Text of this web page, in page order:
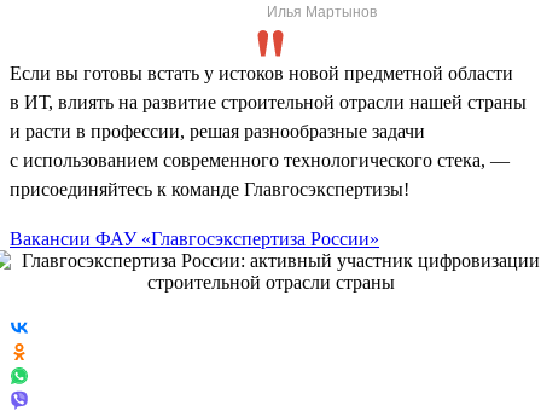
Илья Мартынов
Если вы готовы встать у истоков новой предметной области
в ИТ, влиять на развитие строительной отрасли нашей страны
и расти в профессии, решая разнообразные задачи
с использованием современного технологического стека, —
присоединяйтесь к команде Главгосэкспертизы!
Вакансии ФАУ «Главгосэкспертиза России»